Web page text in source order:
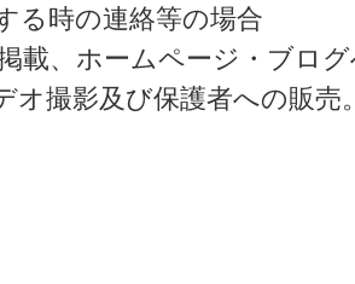
る時の連絡等の場合
載、ホームページ・ブロ
撮影及び保護者への販売。